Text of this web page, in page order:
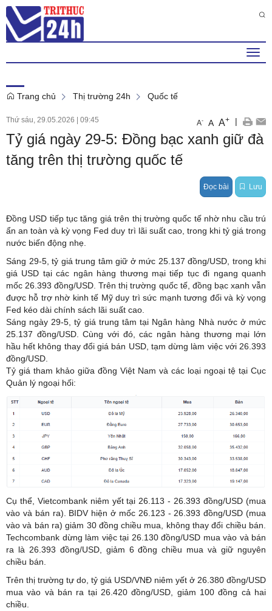
Trang chủ Thị trường 24h Quốc tế
Thứ sáu, 29.05.2026 | 09:45 A- A A+ |
Tỷ giá ngày 29-5: Đồng bạc xanh giữ đà
tăng trên thị trường quốc tế
Đọc bài Lưu
Đồng USD tiếp tục tăng giá trên thị trường quốc tế nhờ nhu cầu trú
ẩn an toàn và kỳ vọng Fed duy trì lãi suất cao, trong khi tỷ giá trong
nước biến động nhẹ.
Sáng 29-5, tỷ giá trung tâm giữ ở mức 25.137 đồng/USD, trong khi
giá USD tại các ngân hàng thương mại tiếp tục đi ngang quanh
mốc 26.393 đồng/USD. Trên thị trường quốc tế, đồng bạc xanh vẫn
được hỗ trợ nhờ kinh tế Mỹ duy trì sức mạnh tương đối và kỳ vọng
Fed kéo dài chính sách lãi suất cao.
Sáng ngày 29-5, tỷ giá trung tâm tại Ngân hàng Nhà nước ở mức
25.137 đồng/USD. Cùng với đó, các ngân hàng thương mại lớn
hầu hết không thay đổi giá bán USD, tạm dừng làm việc với 26.393
đồng/USD.
Tỷ giá tham khảo giữa đồng Việt Nam và các loại ngoại tệ tại Cục
Quản lý ngoại hối:
Cụ thể, Vietcombank niêm yết tại 26.113 - 26.393 đồng/USD (mua
vào và bán ra). BIDV hiện ở mốc 26.123 - 26.393 đồng/USD (mua
vào và bán ra) giảm 30 đồng chiều mua, không thay đổi chiều bán.
Techcombank dừng làm việc tại 26.130 đồng/USD mua vào và bán
ra là 26.393 đồng/USD, giảm 6 đồng chiều mua và giữ nguyên
chiều bán.
Trên thị trường tự do, tỷ giá USD/VNĐ niêm yết ở 26.380 đồng/USD
mua vào và bán ra tại 26.420 đồng/USD, giảm 100 đồng cả hai
chiều.